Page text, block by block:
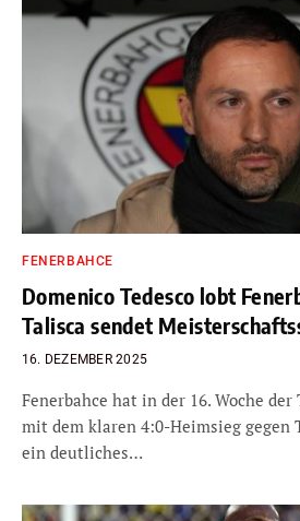
FENERBAHCE
Domenico Tedesco lobt
Talisca sendet
16. DEZEMBER 2025
Fenerbahce hat in der 16. Woche
mit dem klaren 4:0-Heimsieg gegen
ein deutliches…